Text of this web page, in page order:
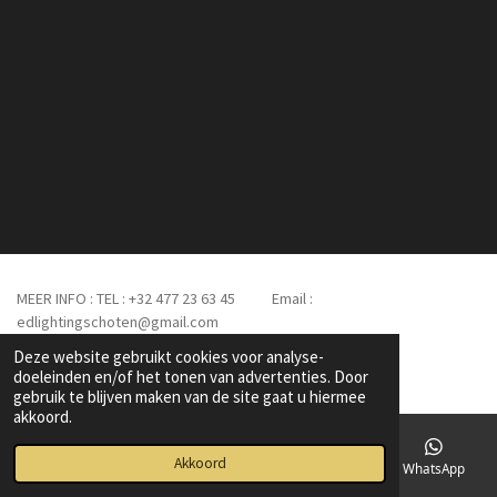
Deze website gebruikt cookies voor analyse-
doeleinden en/of het tonen van advertenties. Door
gebruik te blijven maken van de site gaat u hiermee
akkoord.
Akkoord
MEER INFO : TEL : +32 477 23 63 45 Email :
edlightingschoten@gmail.com
Powered by JouwWeb
Telefoonnummer WhatsApp